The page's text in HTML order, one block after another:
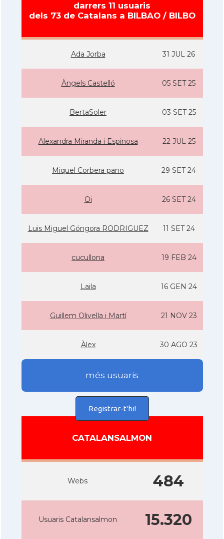
darrers 11 usuaris
dels 73 de Catalans a BILBAO / BILBO
Ada Jorba 31 JUL 26
Àngels Castelló 05 SET 25
BertaSoler 03 SET 25
Alexandra Miranda i Espinosa 22 JUL 25
Miquel Corbera pano 29 SET 24
Oi 26 SET 24
Luis Miguel Góngora RODRIGUEZ 11 SET 24
cucullona 19 FEB 24
Laila 16 GEN 24
Guillem Olivella i Martí­ 21 NOV 23
Àlex 30 AGO 23
més usuaris
Registrar-t'hi!
CATALANSALMON
Webs 484
Usuaris Catalansalmon 15.320